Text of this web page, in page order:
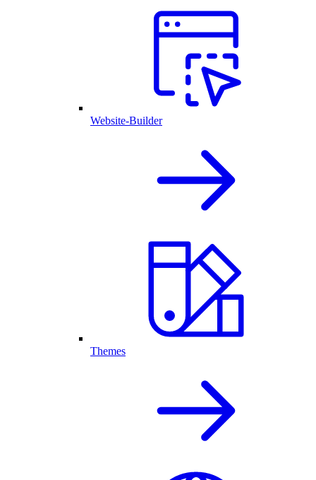
Website-Builder
Themes